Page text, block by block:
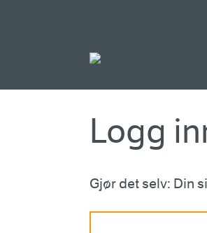
Logg
Gjør det selv: Din